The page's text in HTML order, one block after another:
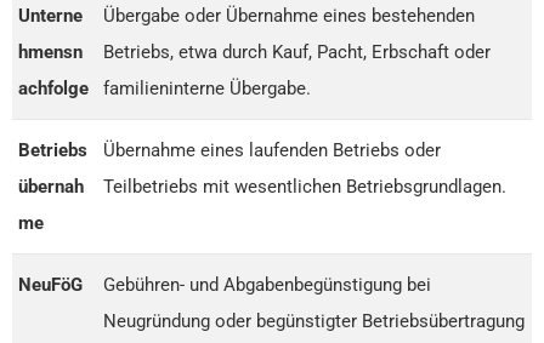
Unterne
hmensn
achfolge
Übergabe oder Übernahme eines bestehenden
Betriebs, etwa durch Kauf, Pacht, Erbschaft oder
familieninterne Übergabe.
Betriebs
übernah
me
Übernahme eines laufenden Betriebs oder
Teilbetriebs mit wesentlichen Betriebsgrundlagen.
NeuFöG
Gebühren- und Abgabenbegünstigung bei
Neugründung oder begünstigter Betriebsübertragung